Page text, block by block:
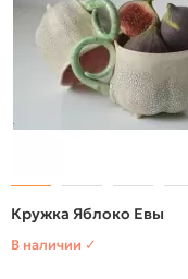
Кружка Яблоко Евы
В наличии ✓